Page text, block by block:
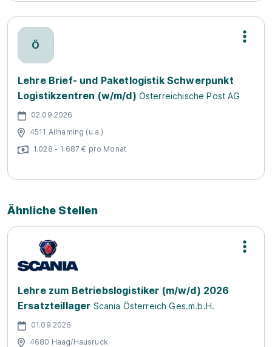
Ö
Lehre Brief- und Paketlogistik Schwerpunkt
Logistikzentren (w/m/d) Österreichische Post AG
02.09.2026
4511 Allhaming (u.a.)
1.028 - 1.687 € pro Monat
Ähnliche Stellen
Lehre zum Betriebslogistiker (m/w/d) 2026
Ersatzteillager Scania Österreich Ges.m.b.H.
01.09.2026
4680 Haag/Hausruck